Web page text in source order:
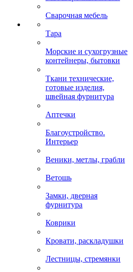
Сварочная мебель
Тара
Морские и сухогрузные
контейнеры, бытовки
Ткани технические,
готовые изделия,
швейная фурнитура
Аптечки
Благоустройство.
Интерьер
Веники, метлы, грабли
Ветошь
Замки, дверная
фурнитура
Коврики
Кровати, раскладушки
Лестницы, стремянки